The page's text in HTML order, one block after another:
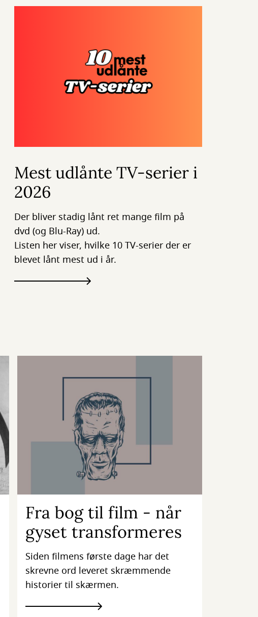
Mest udlånte TV-serier i
2026
Der bliver stadig lånt ret mange film på
dvd (og Blu-Ray) ud.
Listen her viser, hvilke 10 TV-serier der er
blevet lånt mest ud i år.
Fra bog til film - når
gyset transformeres
Siden filmens første dage har det
skrevne ord leveret skræmmende
historier til skærmen.